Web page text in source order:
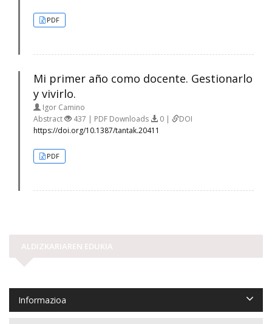
PDF
Mi primer año como docente. Gestionarlo
y vivirlo.
Igor Camino
Abstract
437 | PDF Downloads 0 |
DOI
https://doi.org/10.1387/tantak.20411
PDF
ALDIZKARIAREN EDUKIA
Informazioa